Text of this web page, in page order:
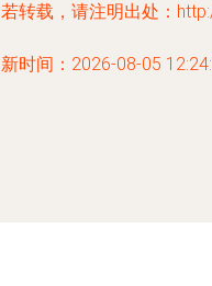
转载，请注明出处：
时间：2026-08-05